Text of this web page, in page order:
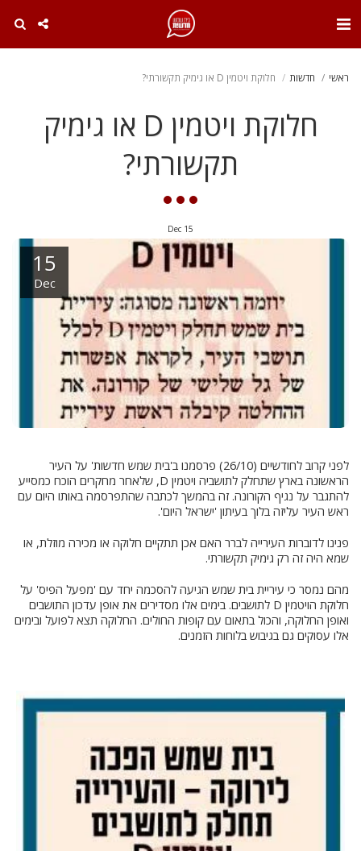
ראשי חדשות חלוקת ויטמין D או גימיק תקשורתי?
חלוקת ויטמין D או גימיק
תקשורתי?
15
Dec
15
Dec
לפני קרוב לחודשיים (26/10) פרסמנו ב'בית שמש חדשות' על העיר
הראשונה בארץ שתחלק לתושביה ויטמין D, שלאחר מחקרים הוכח כמסייע
להתגבר על נגיף הקורונה. זה בהמשך לכתבה שהתפרסמה באותו היום עם
ראש העיר עליזה בלוך בעיתון 'ישראל היום'.
פנינו לדוברות העירייה לברר האם אכן תתקיים חלוקה או מכירה מוזלת, או
שמא היה זה רק גימיק תקשורתי.
מהם נמסר כי עיריית בית שמש הגיעה להסכמה יחד עם 'מפעל הפיס' על
חלוקת הויטמין D לתושבים. בימים אלו מסדירים את אופן עדכון התושבים
ואופן החלוקה, והכול בתאום עם קופות החולים. החלוקה תצא לפועל ובימים
אלו עסוקים גם בגיבוש בלוחות הזמנים.